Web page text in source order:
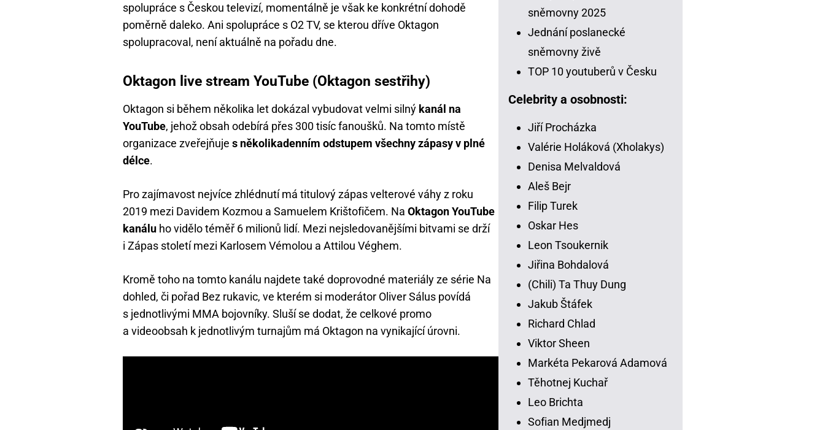
spolupráce s Českou televizí, momentálně je však ke konkrétní dohodě
poměrně daleko. Ani spolupráce s O2 TV, se kterou dříve Oktagon
spolupracoval, není aktuálně na pořadu dne.
Oktagon live stream YouTube (Oktagon sestřihy)
Oktagon si během několika let dokázal vybudovat velmi silný kanál na
YouTube, jehož obsah odebírá přes 300 tisíc fanoušků. Na tomto místě
organizace zveřejňuje s několikadenním odstupem všechny zápasy v plné
délce.
Pro zajímavost nejvíce zhlédnutí má titulový zápas velterové váhy z roku
2019 mezi Davidem Kozmou a Samuelem Krištofičem. Na Oktagon YouTube
kanálu ho vidělo téměř 6 milionů lidí. Mezi nejsledovanějšími bitvami se drží
i Zápas století mezi Karlosem Vémolou a Attilou Véghem.
Kromě toho na tomto kanálu najdete také doprovodné materiály ze série Na
dohled, či pořad Bez rukavic, ve kterém si moderátor Oliver Sálus povídá
s jednotlivými MMA bojovníky. Sluší se dodat, že celkové promo
a videoobsah k jednotlivým turnajům má Oktagon na vynikající úrovni.
sněmovny 2025
Jednání poslanecké
sněmovny živě
TOP 10 youtuberů v Česku
Celebrity a osobnosti:
Jiří Procházka
Valérie Holáková (Xholakys)
Denisa Melvaldová
Aleš Bejr
Filip Turek
Oskar Hes
Leon Tsoukernik
Jiřina Bohdalová
(Chili) Ta Thuy Dung
Jakub Štáfek
Richard Chlad
Viktor Sheen
Markéta Pekarová Adamová
Těhotnej Kuchař
Leo Brichta
Sofian Medjmedj